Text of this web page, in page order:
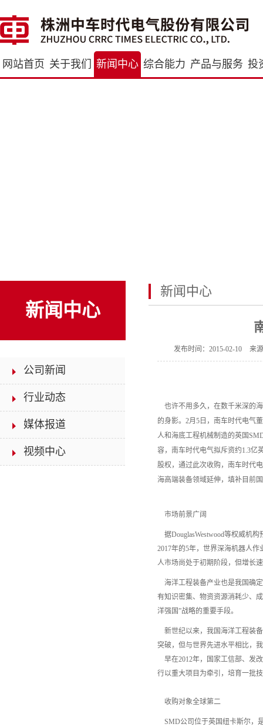
网站首页 关于我们 新闻中心 综合能力 产品与服务 投
新闻中心
公司新闻
行业动态
媒体报道
视频中心
新闻中心
发布时间： 2015-02-10 来
也许不用多久，在数千米深的
的身影。2月5日，南车时代电气
人和海底工程机械制造的英国
容，南车时代电气拟斥资约1.3亿
股权，通过此次收购，南车时代
海高端装备领域延伸，填补目前
市场前景广阔
据DouglasWestwood等权威机
2017年的5年，世界深海机器人
人市场尚处于初期阶段，但增长
海洋工程装备产业也是我国确
有知识密集、物资资源消耗少、
洋强国”战略的重要手段。
新世纪以来，我国海洋工程装
突破，但与世界先进水平相比，
早在2012年，国家工信部、发
行以重大项目为牵引，培育一批
收购对象全球第二
SMD公司位于英国纽卡斯尔，